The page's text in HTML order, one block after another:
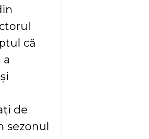
că
a
de
sezonul